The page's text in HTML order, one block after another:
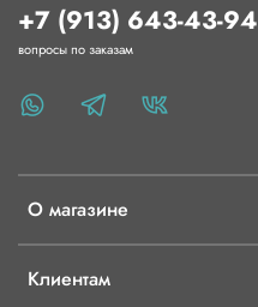
О магазине
Клиентам
+7 (913) 643-43-94
вопросы по заказам